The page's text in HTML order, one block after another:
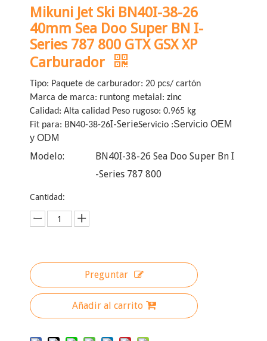
Mikuni Jet Ski BN40I-38-26
40mm Sea Doo Super BN I-
Series 787 800 GTX GSX XP
Carburador
Tipo: Paquete de carburador: 20 pcs/ cartón
Marca de marca: runtong metaial: zinc
Calidad: Alta calidad Peso rugoso: 0.965 kg
Fit para: BN40-38-26I-SerieServicio :Servicio OEM
y ODM
Modelo:
BN40I-38-26 Sea Doo Super Bn I
-Series 787 800
Cantidad:
Preguntar
Añadir al carrito